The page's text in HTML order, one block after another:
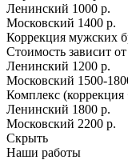
Ленинский 1000 р.
Московский 1400 р.
Коррекция мужских
Стоимость зависит
Ленинский 1200 р.
Московский 1500-
Комплекс
Ленинский 1800 р.
Московский 2200 р.
Скрыть
Наши работы